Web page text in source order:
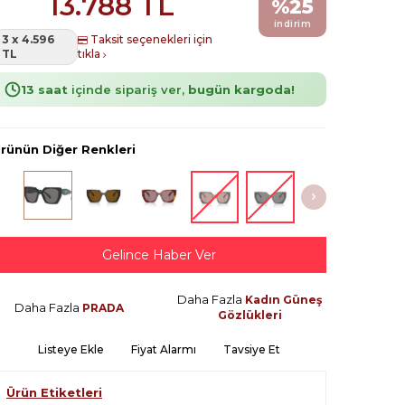
3 x 4.596
TL
Taksit seçenekleri için
tıkla
%25
indirim
13 saat içinde sipariş ver, bugün kargoda!
Diğer Renkleri
Gelince Haber Ver
Daha Fazla PRADA
Daha Fazla Kadın Güneş
Gözlükleri
Listeye Ekle Fiyat Alarmı Tavsiye Et
Ürün Etiketleri